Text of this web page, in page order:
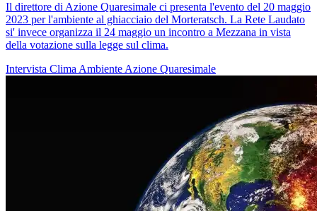
Il direttore di Azione Quaresimale ci presenta l'evento del 20 maggio
2023 per l'ambiente al ghiacciaio del Morteratsch. La Rete Laudato
si' invece organizza il 24 maggio un incontro a Mezzana in vista
della votazione sulla legge sul clima.
Intervista ClimaAmbienteAzione Quaresimale